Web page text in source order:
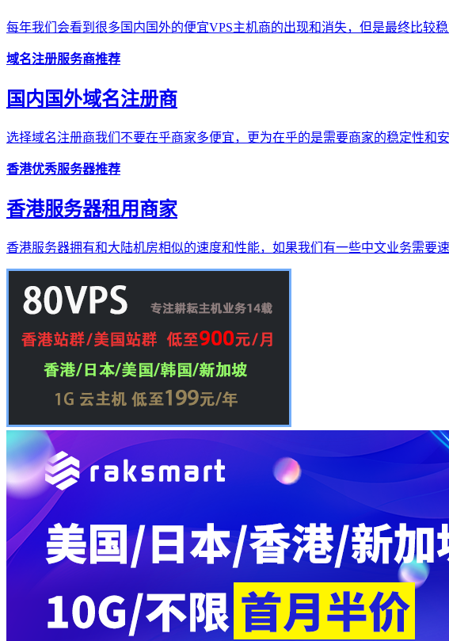
每年我们会看到很多国内国外的便宜VPS主机商的出现和消失，但是最终比较
域名注册服务商推荐
国内国外域名注册商
选择域名注册商我们不要在乎商家多便宜，更为在乎的是需要商家的稳定性和
香港优秀服务器推荐
香港服务器租用商家
香港服务器拥有和大陆机房相似的速度和性能，如果我们有一些中文业务需要